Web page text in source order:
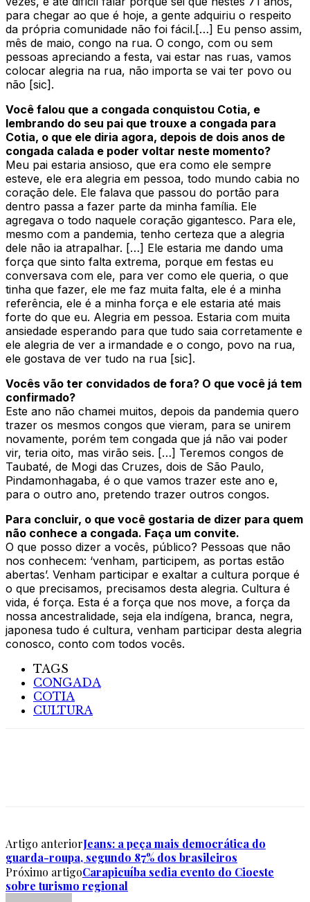
para chegar ao que é hoje, a gente adquiriu o respeito
da própria comunidade não foi fácil.[…] Eu penso assim,
mês de maio, congo na rua. O congo, com ou sem
pessoas apreciando a festa, vai estar nas ruas, vamos
colocar alegria na rua, não importa se vai ter povo ou
não [sic].
Você falou que a congada conquistou Cotia, e
lembrando do seu pai que trouxe a congada para
Cotia, o que ele diria agora, depois de dois anos de
congada calada e poder voltar neste momento?
Meu pai estaria ansioso, que era como ele sempre
esteve, ele era alegria em pessoa, todo mundo cabia no
coração dele. Ele falava que passou do portão para
dentro passa a fazer parte da minha família. Ele
agregava o todo naquele coração gigantesco. Para ele,
mesmo com a pandemia, tenho certeza que a alegria
dele não ia atrapalhar. […] Ele estaria me dando uma
força que sinto falta extrema, porque em festas eu
conversava com ele, para ver como ele queria, o que
tinha que fazer, ele me faz muita falta, ele é a minha
referência, ele é a minha força e ele estaria até mais
forte do que eu. Alegria em pessoa. Estaria com muita
ansiedade esperando para que tudo saia corretamente e
ele alegria de ver a irmandade e o congo, povo na rua,
ele gostava de ver tudo na rua [sic].
Vocês vão ter convidados de fora? O que você já tem
confirmado?
Este ano não chamei muitos, depois da pandemia quero
trazer os mesmos congos que vieram, para se unirem
novamente, porém tem congada que já não vai poder
vir, teria oito, mas virão seis. […] Teremos congos de
Taubaté, de Mogi das Cruzes, dois de São Paulo,
Pindamonhagaba, é o que vamos trazer este ano e,
para o outro ano, pretendo trazer outros congos.
Para concluir, o que você gostaria de dizer para quem
não conhece a congada. Faça um convite.
O que posso dizer a vocês, público? Pessoas que não
nos conhecem: ‘venham, participem, as portas estão
abertas’. Venham participar e exaltar a cultura porque é
o que precisamos, precisamos desta alegria. Cultura é
vida, é força. Esta é a força que nos move, a força da
nossa ancestralidade, seja ela indígena, branca, negra,
japonesa tudo é cultura, venham participar desta alegria
conosco, conto com todos vocês.
TAGS
CONGADA
COTIA
CULTURA
Artigo anteriorJeans: a peça mais democrática do
guarda-roupa, segundo 87% dos brasileiros
Próximo artigoCarapicuíba sedia evento do Cioeste
sobre turismo regional